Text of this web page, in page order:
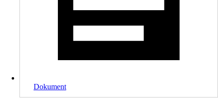
Dokument